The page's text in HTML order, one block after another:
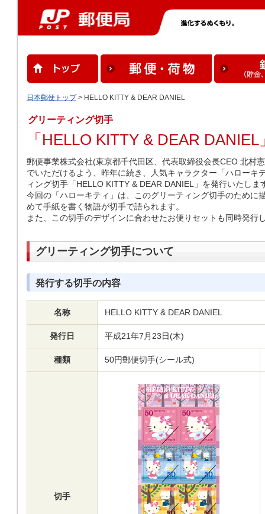
日本郵便トップ> HELLO KITTY & DEAR DANIEL
グリーティング切手
「HELLO KITTY & DEAR
郵便事業株式会社(東京都千代田区、代表取締役会長CEO 北村
でいただけるよう、昨年に続き、人気キャラクター「ハローキ
ィング切手「HELLO KITTY & DEAR DANIEL」を発行いたしま
今回の「ハローキティ」は、このグリーティング切手のために
めて手紙を書く物語が切手で語られます。
また、この切手のデザインに合わせたお便りセットも同時発行
グリーティング切手について
発行する切手の内容
名称 HELLO KITTY & DEAR DANIEL
発行日 平成21年7月23日(木)
種類 50円郵便切手(シール式)
切手